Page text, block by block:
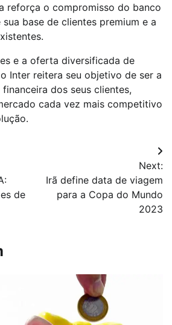
reforça o compromisso do banco
base de clientes premium e a
e a oferta diversificada de
Inter reitera seu objetivo de ser a
dos seus clientes,
cada vez mais competitivo
de
Next:
Irã define data de viagem
para a Copa do Mundo
2023